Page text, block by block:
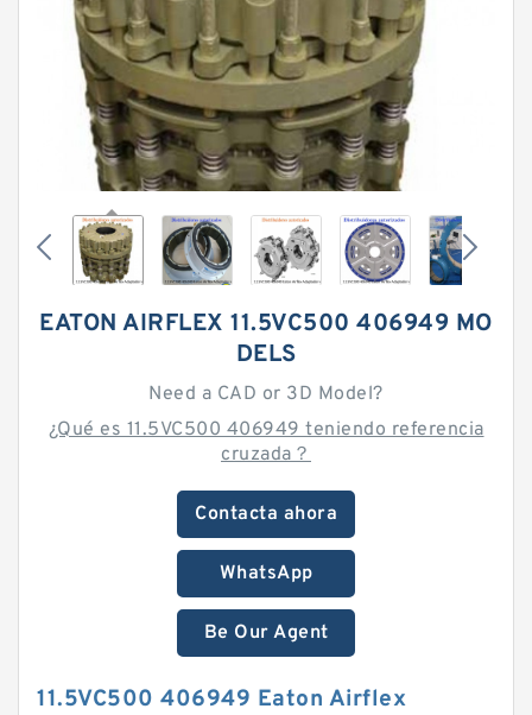
EATON AIRFLEX 11.5VC500 406949 MO
DELS
Need a CAD or 3D Model?
¿Qué es 11.5VC500 406949 teniendo referencia
cruzada？
Contacta ahora
WhatsApp
Be Our Agent
11.5VC500 406949 Eaton Airflex